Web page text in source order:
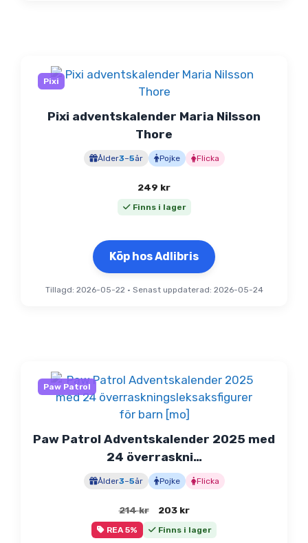
Pixi
Pixi adventskalender Maria Nilsson
Thore
Ålder3–5år Pojke Flicka
249 kr
Finns i lager
Köp hos Adlibris
Tillagd: 2026-05-22 • Senast uppdaterad: 2026-05-24
Paw Patrol
Paw Patrol Adventskalender 2025 med
24 överraskni…
Ålder3–5år Pojke Flicka
214kr
Det
ursprungliga
priset
203 krDet
nuvarande
priset
REA 5% Finns i lager